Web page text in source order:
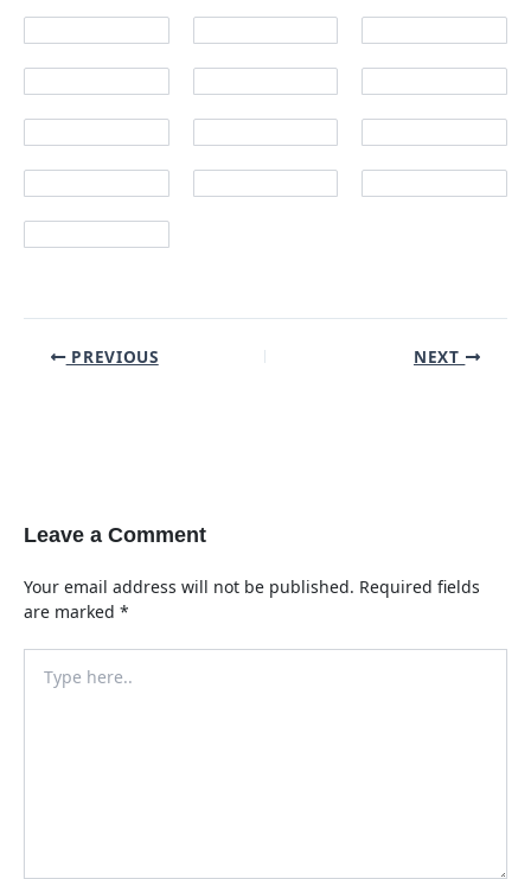
Post PREVIOUS NEXT
Leave a Comment
Your email address will not be published. Required fields
are marked *
here..